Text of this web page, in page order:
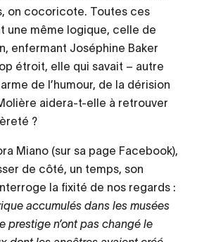
on cocoricote. Toutes ces
une même logique, celle de
enfermant Joséphine Baker
étroit, elle qui savait – autre
de l’humour, de la dérision
aidera-t-elle à retrouver
?
Miano (sur sa page Facebook),
de côté, un temps, son
la fixité de nos regards :
accumulés dans les musées
prestige n’ont pas changé le